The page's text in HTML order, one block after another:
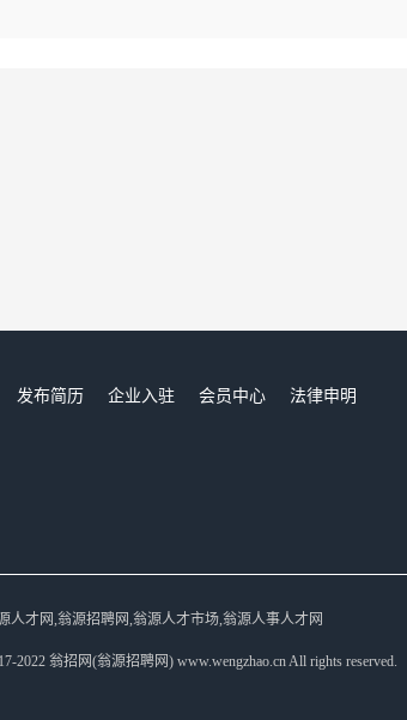
发布简历 企业入驻 会员中心
法律申明
人才网,翁源招聘网,翁源人才市场,翁源人事人才网
2022 翁招网(翁源招聘网) www.wengzhao.cn All rights reserved.